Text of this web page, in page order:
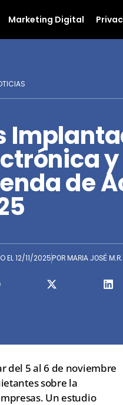
Marketing Digital
de
EL12/11/2025 POR MARIA JOSÉ M.R.
del 5 al 6 de noviembre
sobre la
Un estudio